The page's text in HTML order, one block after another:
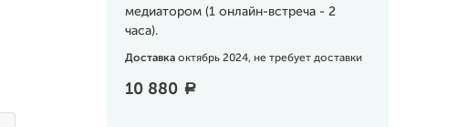
медиатором (1 онлайн-встреча - 2
часа).
Доставка октябрь 2024, не требует доставки
10 880 a